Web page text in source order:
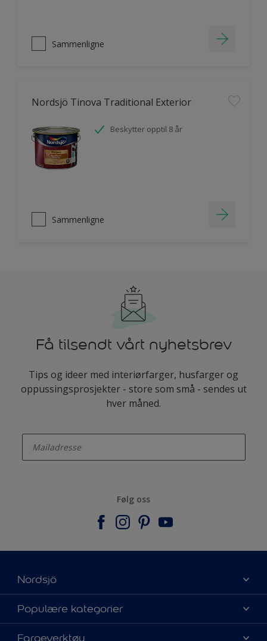
Sammenligne
Nordsjö Tinova Traditional Exterior
Beskytter opptil 8 år
Sammenligne
Få tilsendt vårt nyhetsbrev
Tips og ideer med interiørfarger, husfarger og
oppussingsprosjekter - store som små - sendes ut
hver måned.
Følg oss
Nordsjö
Om Nordsjö
Kontakt oss
Populære kategorier
Finn farge
Fargeverktøy